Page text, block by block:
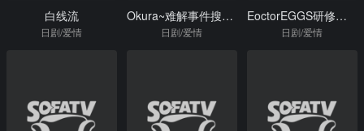
白线流
日剧/爱情
Okura~难解事件搜查~
日剧/爱情
EoctorEGGS研修医・蚁原凉平
日剧/爱情